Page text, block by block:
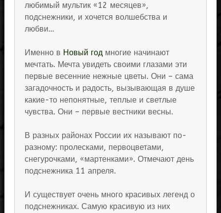
любимый мультик «12 месяцев»,
подснежники, и хочется волшебства и
любви…
Именно в Новый годмногие начинают
мечтать. Мечта увидеть своими глазами эти
первые весенние нежные цветы. Они – сама
загадочность и радость, вызывающая в душе
какие-то непонятные, теплые и светлые
чувства. Они – первые вестники весны.
В разных районах России их называют по-
разному: пролесками, первоцветами,
снегурочками, «мартенками». Отмечают день
подснежника 11 апреля.
И существует очень много красивых легенд о
подснежниках. Самую красивую из них